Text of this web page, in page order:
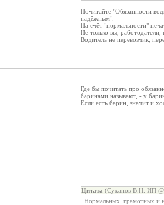
Почитайте "Обязанности
надёжным".
На счёт "нормальности"
Не только вы,
Водитель не перевозчик,
Где бы почитать про
баринами называют, - у
Если есть барин, значит и
Цитата (Суханов В.Н. ИП
Нормальных, грамотных и